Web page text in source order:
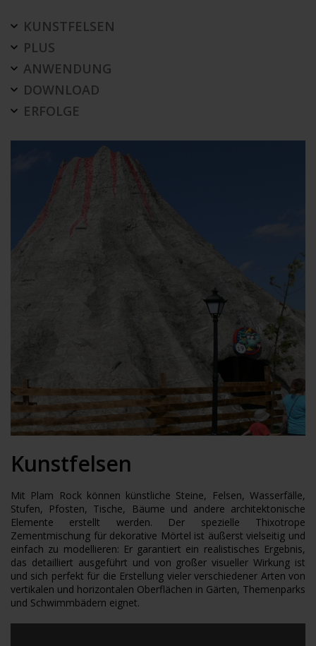
KUNSTFELSEN
PLUS
ANWENDUNG
DOWNLOAD
ERFOLGE
Kunstfelsen
Mit Plam Rock können künstliche Steine, Felsen, Wasserfälle,
Stufen, Pfosten, Tische, Bäume und andere architektonische
Elemente erstellt werden. Der spezielle Thixotrope
Zementmischung für dekorative Mörtel ist äußerst vielseitig und
einfach zu modellieren: Er garantiert ein realistisches Ergebnis,
das detailliert ausgeführt und von großer visueller Wirkung ist
und sich perfekt für die Erstellung vieler verschiedener Arten von
vertikalen und horizontalen Oberflächen in Gärten, Themenparks
und Schwimmbädern eignet.